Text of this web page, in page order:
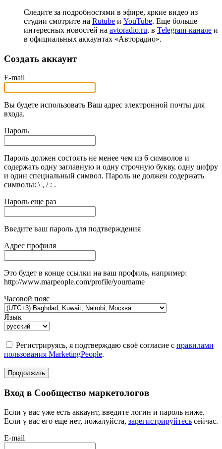
Следите за подробностями в эфире, яркие видео из
студии смотрите на Rutube и YouTube. Еще больше
интересных новостей на avtoradio.ru, в Telegram-канале и
в официальных аккаунтах «Авторадио».
Создать аккаунт
E-mail
Вы будете использовать Ваш адрес электронной почты для
входа.
Пароль
Пароль должен состоять не менее чем из 6 символов и
содержать одну заглавную и одну строчную букву, одну цифру
и один специальный символ. Пароль не должен содержать
символы: \ , / : .
Пароль еще раз
Введите ваш пароль для подтверждения
Адрес профиля
Это будет в конце ссылки на ваш профиль, например:
http://www.marpeople.com/profile/yourname
Часовой пояс
Язык
Регистрируясь, я подтверждаю своё согласие с правилами
пользования MarketingPeople.
Продолжить
Вход в Сообщество маркетологов
Если у вас уже есть аккаунт, введите логин и пароль ниже.
Если у вас его еще нет, пожалуйста, зарегистрируйтесь сейчас.
E-mail